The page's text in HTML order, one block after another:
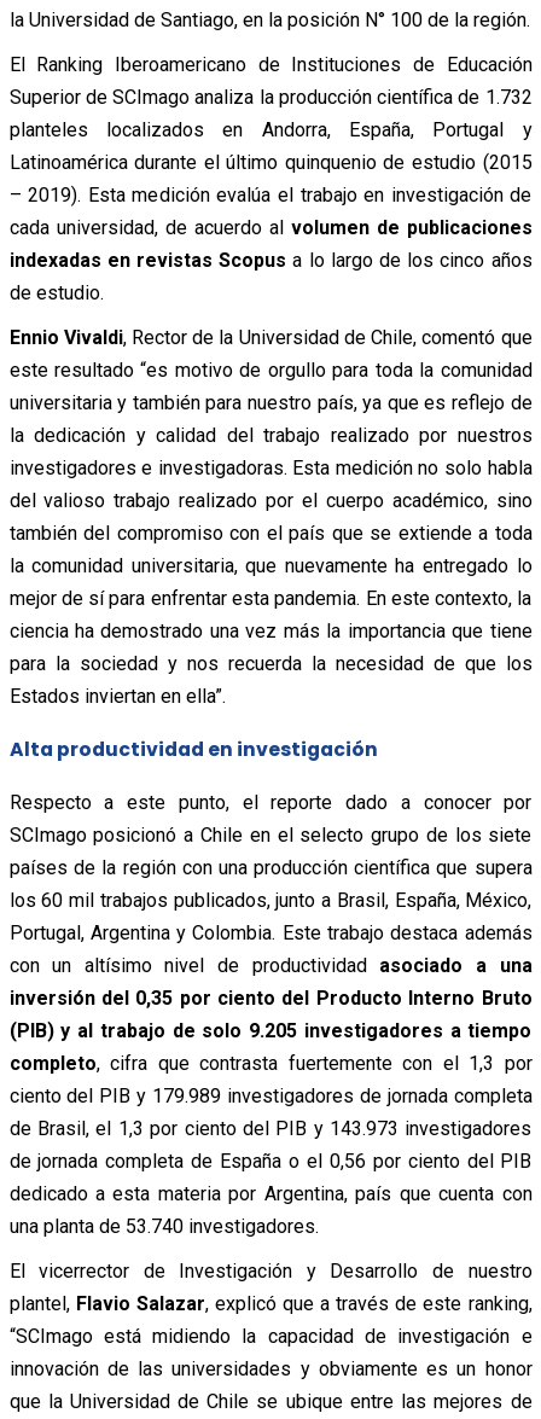
la Universidad de Santiago, en la posición N° 100 de la región.
El Ranking Iberoamericano de Instituciones de Educación
Superior de SCImago analiza la producción científica de 1.732
planteles localizados en Andorra, España, Portugal y
Latinoamérica durante el último quinquenio de estudio (2015
– 2019). Esta medición evalúa el trabajo en investigación de
cada universidad, de acuerdo al volumen de publicaciones
indexadas en revistas Scopus a lo largo de los cinco años
de estudio.
Ennio Vivaldi, Rector de la Universidad de Chile, comentó que
este resultado “es motivo de orgullo para toda la comunidad
universitaria y también para nuestro país, ya que es reflejo de
la dedicación y calidad del trabajo realizado por nuestros
investigadores e investigadoras. Esta medición no solo habla
del valioso trabajo realizado por el cuerpo académico, sino
también del compromiso con el país que se extiende a toda
la comunidad universitaria, que nuevamente ha entregado lo
mejor de sí para enfrentar esta pandemia. En este contexto, la
ciencia ha demostrado una vez más la importancia que tiene
para la sociedad y nos recuerda la necesidad de que los
Estados inviertan en ella”.
Alta productividad en investigación
Respecto a este punto, el reporte dado a conocer por
SCImago posicionó a Chile en el selecto grupo de los siete
países de la región con una producción científica que supera
los 60 mil trabajos publicados, junto a Brasil, España, México,
Portugal, Argentina y Colombia. Este trabajo destaca además
con un altísimo nivel de productividad asociado a una
inversión del 0,35 por ciento del Producto Interno Bruto
(PIB) y al trabajo de solo 9.205 investigadores a tiempo
completo, cifra que contrasta fuertemente con el 1,3 por
ciento del PIB y 179.989 investigadores de jornada completa
de Brasil, el 1,3 por ciento del PIB y 143.973 investigadores
de jornada completa de España o el 0,56 por ciento del PIB
dedicado a esta materia por Argentina, país que cuenta con
una planta de 53.740 investigadores.
El vicerrector de Investigación y Desarrollo de nuestro
plantel, Flavio Salazar, explicó que a través de este ranking,
“SCImago está midiendo la capacidad de investigación e
innovación de las universidades y obviamente es un honor
que la Universidad de Chile se ubique entre las mejores de